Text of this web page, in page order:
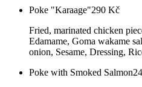
Poke "Karaage"290 Kč
Fried, marinated chicken
Edamame, Goma wakame
onion, Sesame, Dressing,
Poke with Smoked Salmon